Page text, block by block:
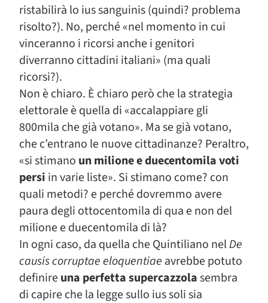
ristabilirà lo ius sanguinis (quindi? problema
risolto?). No, perché «nel momento in cui
vinceranno i ricorsi anche i genitori
diverranno cittadini italiani» (ma quali
ricorsi?).
Non è chiaro. È chiaro però che la strategia
elettorale è quella di «accalappiare gli
800mila che già votano». Ma se già votano,
che c’entrano le nuove cittadinanze? Peraltro,
«si stimano un milione e duecentomila voti
persi in varie liste». Si stimano come? con
quali metodi? e perché dovremmo avere
paura degli ottocentomila di qua e non del
milione e duecentomila di là?
In ogni caso, da quella che Quintiliano nelDe
causis corruptae eloquentiae avrebbe potuto
definireuna perfetta supercazzolasembra
di capire che la legge sullo ius soli sia